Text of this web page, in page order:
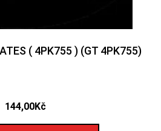
( 4PK755 ) (GT 4PK755)
144,00Kč